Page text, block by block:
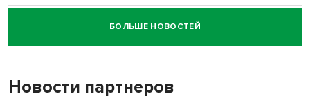
Новосибирский суд наказал водителя за смерть
пенсионерки на вокзале
БОЛЬШЕ НОВОСТЕЙ
Новости партнеров